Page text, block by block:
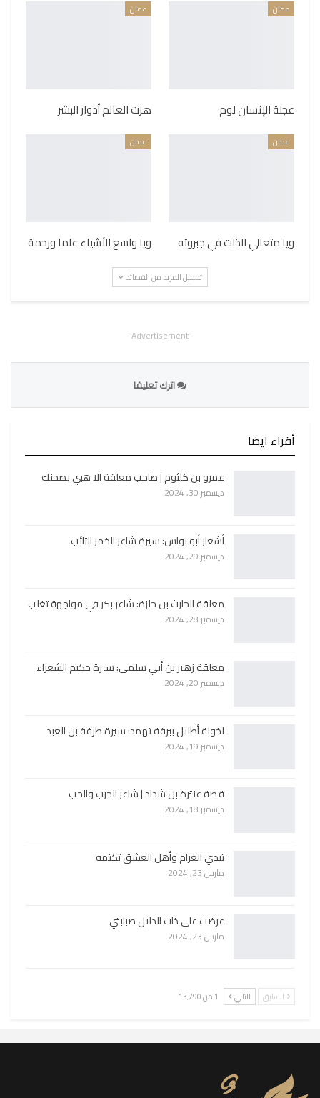
عمان
عجلة الإنسان لوم
عمان
هزت العالم أدوار البشر
عمان
ويا متعالي الذات في جبروته
عمان
ويا واسع الأشياء علما ورحمة
تحميل المزيد من القصائد
- Advertisement -
اترك تعليقا
أقراء ايضا
عمرو بن كلثوم | صاحب معلقة الا هبي بصحنك
ديسمبر 30, 2024
أشعار أبو نواس: سيرة شاعر الخمر التائب
ديسمبر 29, 2024
معلقة الحارث بن حلزة: شاعر بكر في مواجهة تغلب
ديسمبر 28, 2024
معلقة زهير بن أبي سلمى: سيرة حكيم الشعراء
ديسمبر 20, 2024
لخولة أطلال ببرقة ثهمد: سيرة طرفة بن العبد
ديسمبر 19, 2024
قصة عنترة بن شداد | شاعر الحرب والحب
ديسمبر 18, 2024
تبدي الغرام وأهل العشق تكتمه
مارس 23, 2024
عرضت على ذات الدلال صبابتي
مارس 23, 2024
السابق التالي 1 من 13٬790